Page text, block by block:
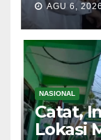
AGU 6, 2026
NASIONAL
Catat,
Lokasi